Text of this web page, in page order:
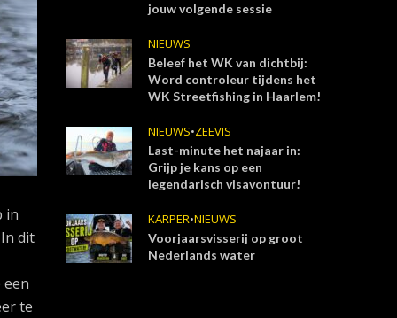
in
dit
te
jouw volgende sessie
NIEUWS
Beleef het WK van dichtbij:
Word controleur tijdens het
WK Streetfishing in Haarlem!
NIEUWS•ZEEVIS
Last-minute het najaar in:
Grijp je kans op een
legendarisch visavontuur!
KARPER•NIEUWS
Voorjaarsvisserij op groot
Nederlands water